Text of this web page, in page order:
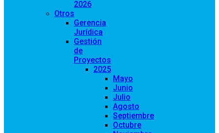
2026
Otros
Gerencia
Jurídica
Gestión
de
Proyectos
2025
Mayo
Junio
Julio
Agosto
Septiembre
Octubre